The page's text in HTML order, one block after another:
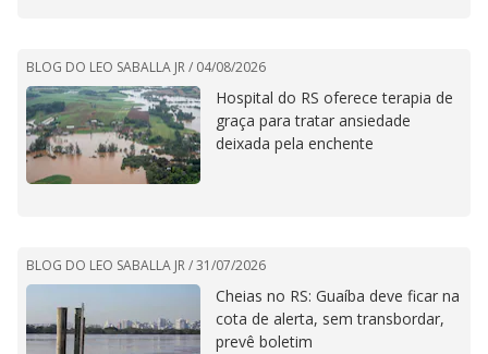
BLOG DO LEO SABALLA JR / 04/08/2026
Hospital do RS oferece terapia de
graça para tratar ansiedade
deixada pela enchente
BLOG DO LEO SABALLA JR /31/07/2026
Cheias no RS: Guaíba deve ficar na
cota de alerta, sem transbordar,
prevê boletim